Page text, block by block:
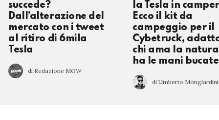
succede?
Dall’alterazione del
mercato con i tweet
al ritiro di 6mila
Tesla
di Redazione MOW
la Tesla in
Ecco il kit da
campeggio per il
Cybetruck,
chi ama la
ha le mani bucate
di Umberto Mongiardini